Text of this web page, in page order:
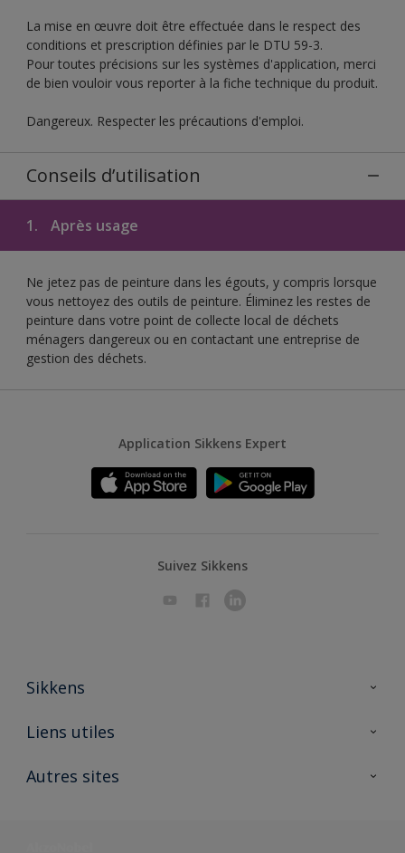
La mise en œuvre doit être effectuée dans le respect des
conditions et prescription définies par le DTU 59-3.
Pour toutes précisions sur les systèmes d'application, merci
de bien vouloir vous reporter à la fiche technique du produit.
Dangereux. Respecter les précautions d'emploi.
Conseils d’utilisation
1. Après usage
Ne jetez pas de peinture dans les égouts, y compris lorsque
vous nettoyez des outils de peinture. Éliminez les restes de
peinture dans votre point de collecte local de déchets
ménagers dangereux ou en contactant une entreprise de
gestion des déchets.
Application Sikkens Expert
Suivez Sikkens
Sikkens
A propos de Sikkens
Liens utiles
Ouvrir un magasin PASS
Autres sites